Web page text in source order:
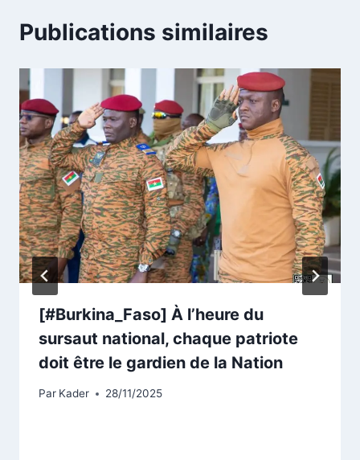
Publications similaires
[#Burkina_Faso] À l’heure du
sursaut national, chaque patriote
doit être le gardien de la Nation
Par Kader 28/11/2025